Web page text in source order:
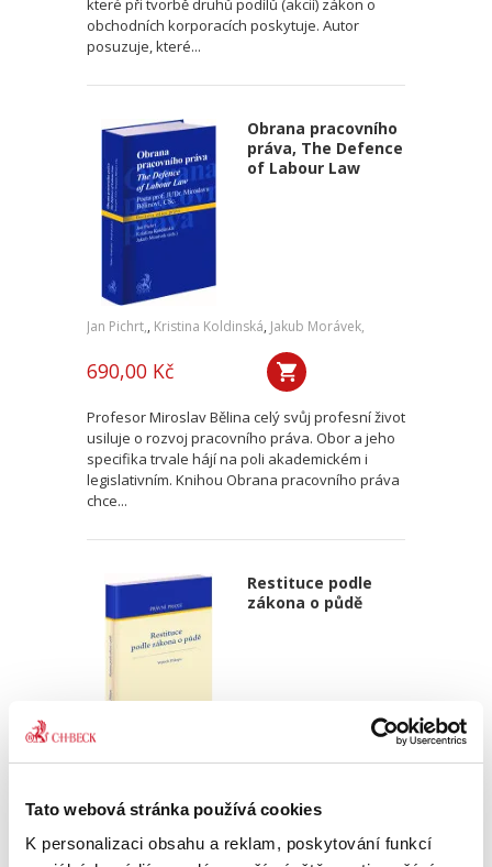
Tato webová stránka používá cookies
K personalizaci obsahu a reklam, poskytování funkcí
které při tvorbě druhů podílů (akcií) zákon o
obchodních korporacích poskytuje. Autor
posuzuje, které...
Obrana pracovního
práva, The Defence
of Labour Law
Jan Pichrt,, Kristina Koldinská, Jakub Morávek,
690,00 Kč
Profesor Miroslav Bělina celý svůj profesní život
usiluje o rozvoj pracovního práva. Obor a jeho
specifika trvale hájí na poli akademickém i
legislativním. Knihou Obrana pracovního práva
chce...
Restituce podle
zákona o půdě